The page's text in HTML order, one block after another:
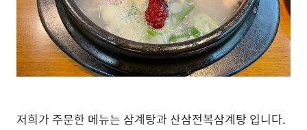
저희가 주문한 메뉴는 삼계탕과 산삼전복삼계탕 입니다.